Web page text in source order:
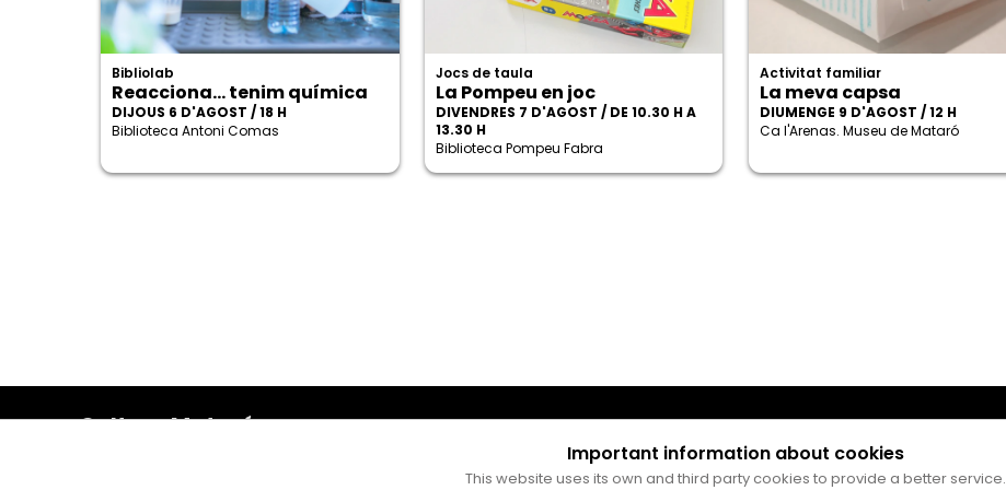
Bibliolab
Reacciona... tenim química
DIJOUS 6 D'AGOST / 18 H
Biblioteca Antoni Comas
Jocs de taula
La Pompeu en joc
DIVENDRES 7 D'AGOST / DE 10.30 H A
13.30 H
Biblioteca Pompeu Fabra
Activitat familiar
La meva capsa
DIUMENGE 9 D'AGOST / 12 H
Ca l'Arenas. Museu de Mataró
Cultura Mataró
Important information about cookies
This website uses its own and third party cookies to provide a better service.